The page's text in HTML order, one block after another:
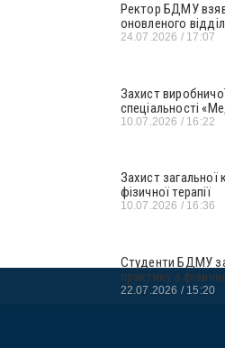
Ректор БДМУ взяв
оновленого
24.07.2026 17:07
Захист
спеціальності
10.07.2026 16:22
Захист загальної
фізичної терапії
10.07.2026 16:36
Студенти БДМУ
практику з
22.07.2026 15:20